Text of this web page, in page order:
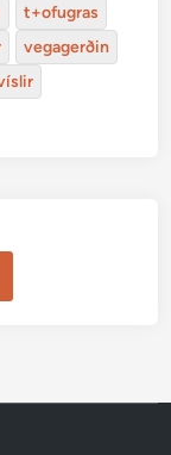
t+ofugras
vegagerðin